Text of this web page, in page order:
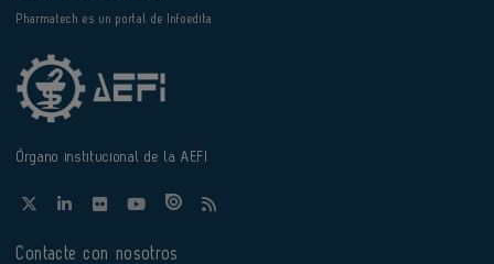
Pharmatech es un portal de Infoedita
Órgano institucional de la AEFI
Contacte con nosotros